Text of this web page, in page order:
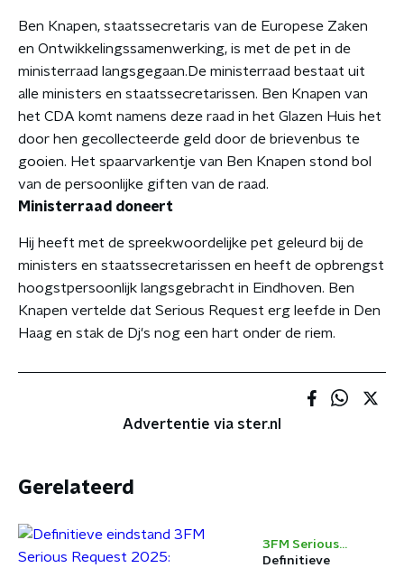
Ben Knapen, staatssecretaris van de Europese Zaken
en Ontwikkelingssamenwerking, is met de pet in de
ministerraad langsgegaan.De ministerraad bestaat uit
alle ministers en staatssecretarissen. Ben Knapen van
het CDA komt namens deze raad in het Glazen Huis het
door hen gecollecteerde geld door de brievenbus te
gooien. Het spaarvarkentje van Ben Knapen stond bol
van de persoonlijke giften van de raad.
Ministerraad doneert
Hij heeft met de spreekwoordelijke pet geleurd bij de
ministers en staatssecretarissen en heeft de opbrengst
hoogstpersoonlijk langsgebracht in Eindhoven. Ben
Knapen vertelde dat Serious Request erg leefde in Den
Haag en stak de Dj's nog een hart onder de riem.
Advertentie via ster.nl
Gerelateerd
3FM Serious
Request
Definitieve